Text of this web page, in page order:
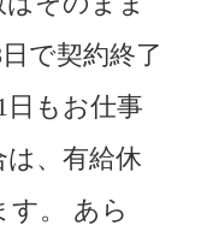
で契約終了
日もお仕事
は、有給休
す。 あら